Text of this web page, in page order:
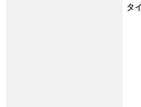
タ